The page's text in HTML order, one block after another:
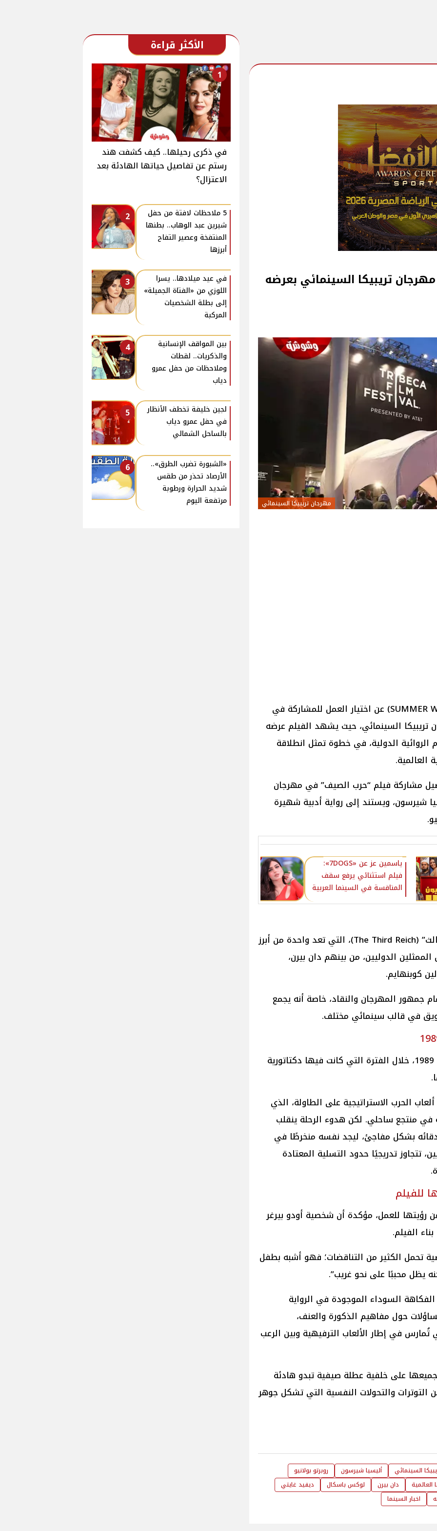
تريبيكا السينمائي بعرضه
مهرجان تريبيكا السينمائي
أعلن صناع فيلم “حرب الصيف” (SUMMER WAR) عن اختيار العمل للمشاركة في
تريبيكا السينمائي، حيث يشهد الفيلم عرضه
الدولية، في خطوة تمثل انطلاقة
العالمية.
مشاركة فيلم “حرب الصيف” في مهرجان
شيرسون، ويستند إلى رواية أدبية شهيرة
ياسمين عز عن «7DOGS»:
فيلم استثنائي يرفع سقف
المنافسة في السينما العربية
يستند الفيلم إلى رواية “الرايخ الثالث” (The Third Reich)، التي تعد واحدة من أبرز
الدوليين، من بينهم دان بيرن،
كوبنهايم.
جمهور المهرجان والنقاد، خاصة أنه يجمع
في قالب سينمائي مختلف.
تدور أحداث الفيلم في تشيلي عام 1989، خلال الفترة التي كانت فيها دكتاتورية
الحرب الاستراتيجية على الطاولة، الذي
منتجع ساحلي. لكن هدوء الرحلة ينقلب
بشكل مفاجئ، ليجد نفسه منخرطًا في
تتجاوز تدريجيًا حدود التسلية المعتادة
للفيلم
رؤيتها للعمل، مؤكدة أن شخصية أودو بيرغر
الفيلم.
تحمل الكثير من التناقضات؛ فهو أشبه بطفل
يظل محببًا على نحو غريب”.
السوداء الموجودة في الرواية
حول مفاهيم الذكورة والعنف،
في إطار الألعاب الترفيهية وبين الرعب
على خلفية عطلة صيفية تبدو هادئة
والتحولات النفسية التي تشكل جوهر
السينمائي أليسيا شيرسون
روبرتو بولانيو
العالمية
دان بيرن لوكس باسكال
ديفيد غايتي
اخبار السينما
الأكثر قراءة
1
في ذكرى رحيلها.. كيف كشفت هند
رستم عن تفاصيل حياتها الهادئة بعد
الاعتزال؟
2
5 ملاحظات لافتة من حفل
شيرين عبد الوهاب.. بطنها
المنتفخة وعصير التفاح
أبرزها
3
في عيد ميلادها.. يسرا
اللوزي من «الفتاة الجميلة»
إلى بطلة الشخصيات
المركبة
4
بين المواقف الإنسانية
والذكريات.. لقطات
وملاحظات من حفل عمرو
دياب
5
لجين خليفة تخطف الأنظار
في حفل عمرو دياب
بالساحل الشمالي
6
«الشبورة تضرب الطرق»..
الأرصاد تحذر من طقس
شديد الحرارة ورطوبة
مرتفعة اليوم